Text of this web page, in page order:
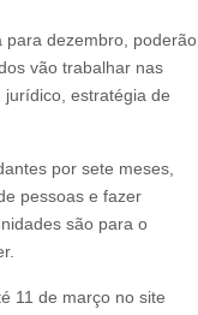
para dezembro, poderão
vão trabalhar nas
estratégia de
por sete meses,
pessoas e fazer
são para o
11 de março no site